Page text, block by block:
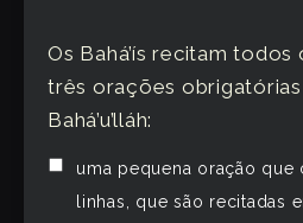
Os Bahá’ís recitam todos
três orações
Bahá’u’lláh:
uma pequena oração que
linhas, que são recitadas